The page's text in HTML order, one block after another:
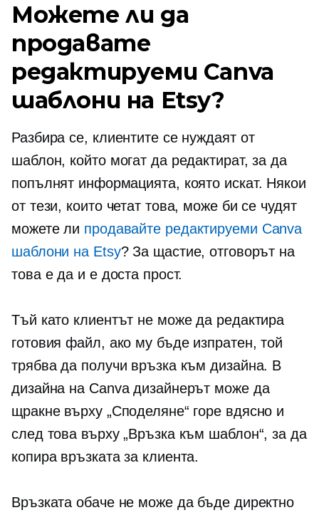
Можете ли да
продавате
редактируеми Canva
шаблони на Etsy?
Разбира се, клиентите се нуждаят от
шаблон, който могат да редактират, за да
попълнят информацията, която искат. Някои
от тези, които четат това, може би се чудят
можете ли продавайте редактируеми Canva
шаблони на Etsy? За щастие, отговорът на
това е да и е доста прост.
Тъй като клиентът не може да редактира
готовия файл, ако му бъде изпратен, той
трябва да получи връзка към дизайна. В
дизайна на Canva дизайнерът може да
щракне върху „Споделяне“ горе вдясно и
след това върху „Връзка към шаблон“, за да
копира връзката за клиента.
Връзката обаче не може да бъде директно